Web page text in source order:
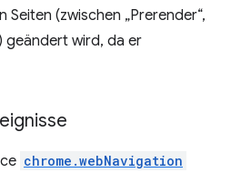
Seiten (zwischen „Prerender“,
geändert wird, da er
chrome.webNavigation